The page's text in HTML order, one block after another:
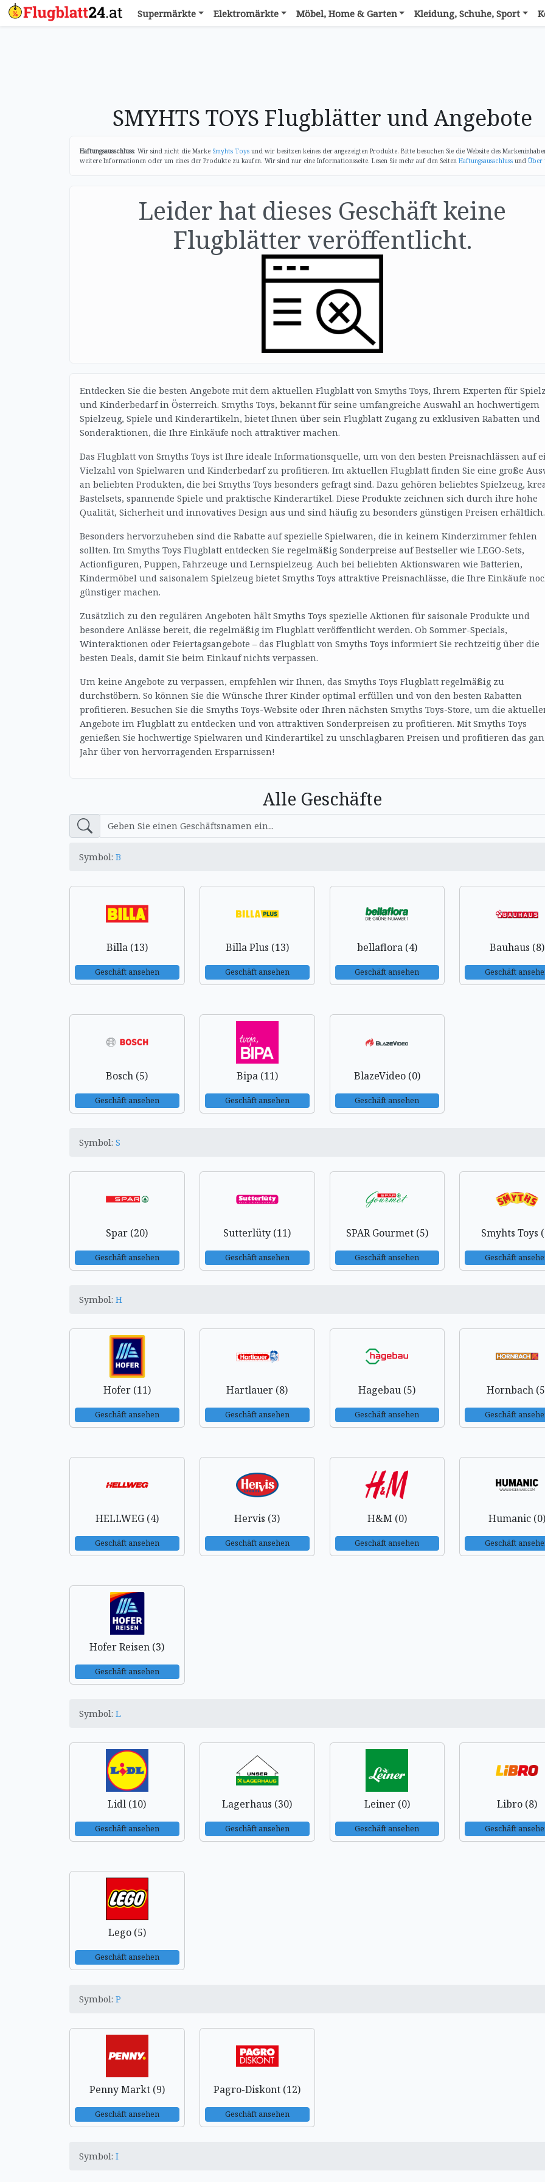
Supermärkte Elektromärkte Möbel, Home & Garten Kleidung, Schuhe, Sport
SMYHTS TOYS Flugblätter und Angebote
Haftungsausschluss: Wir sind nicht die Marke Smyhts Toys und wir besitzen keines der angezeigten Produkte. Bitte besuchen Sie die Website des
weitere Informationen oder um eines der Produkte zu kaufen. Wir sind nur eine Informationsseite. Lesen Sie mehr auf den Seiten Haftungsausschluss und Über
Leider hat dieses Geschäft keine
Flugblätter veröffentlicht.
Entdecken Sie die besten Angebote mit dem aktuellen Flugblatt von Smyths Toys, Ihrem Experten für
und Kinderbedarf in Österreich. Smyths Toys, bekannt für seine umfangreiche Auswahl an hochwertigem
Spielzeug, Spiele und Kinderartikeln, bietet Ihnen über sein Flugblatt Zugang zu exklusiven Rabatten und
Sonderaktionen, die Ihre Einkäufe noch attraktiver machen.
Das Flugblatt von Smyths Toys ist Ihre ideale Informationsquelle, um von den besten Preisnachlässen auf
Vielzahl von Spielwaren und Kinderbedarf zu profitieren. Im aktuellen Flugblatt finden Sie eine große
an beliebten Produkten, die bei Smyths Toys besonders gefragt sind. Dazu gehören beliebtes Spielzeug,
Bastelsets, spannende Spiele und praktische Kinderartikel. Diese Produkte zeichnen sich durch ihre hohe
Qualität, Sicherheit und innovatives Design aus und sind häufig zu besonders günstigen Preisen erhältlich.
Besonders hervorzuheben sind die Rabatte auf spezielle Spielwaren, die in keinem Kinderzimmer fehlen
sollten. Im Smyths Toys Flugblatt entdecken Sie regelmäßig Sonderpreise auf Bestseller wie LEGO-Sets,
Actionfiguren, Puppen, Fahrzeuge und Lernspielzeug. Auch bei beliebten Aktionswaren wie Batterien,
Kindermöbel und saisonalem Spielzeug bietet Smyths Toys attraktive Preisnachlässe, die Ihre Einkäufe
günstiger machen.
Zusätzlich zu den regulären Angeboten hält Smyths Toys spezielle Aktionen für saisonale Produkte und
besondere Anlässe bereit, die regelmäßig im Flugblatt veröffentlicht werden. Ob Sommer-Specials,
Winteraktionen oder Feiertagsangebote – das Flugblatt von Smyths Toys informiert Sie rechtzeitig über die
besten Deals, damit Sie beim Einkauf nichts verpassen.
Um keine Angebote zu verpassen, empfehlen wir Ihnen, das Smyths Toys Flugblatt regelmäßig zu
durchstöbern. So können Sie die Wünsche Ihrer Kinder optimal erfüllen und von den besten Rabatten
profitieren. Besuchen Sie die Smyths Toys-Website oder Ihren nächsten Smyths Toys-Store, um die
Angebote im Flugblatt zu entdecken und von attraktiven Sonderpreisen zu profitieren. Mit Smyths Toys
genießen Sie hochwertige Spielwaren und Kinderartikel zu unschlagbaren Preisen und profitieren das
Jahr über von hervorragenden Ersparnissen!
Alle Geschäfte
Symbol: B
Billa (13)
Geschäft ansehen
Billa Plus (13)
Geschäft ansehen
bellaflora (4)
Geschäft ansehen
Bauhaus (8)
Geschäft
Bosch (5)
Geschäft ansehen
Bipa (11)
Geschäft ansehen
BlazeVideo (0)
Geschäft ansehen
Symbol: S
Spar (20)
Geschäft ansehen
Sutterlüty (11)
Geschäft ansehen
SPAR Gourmet (5)
Geschäft ansehen
Smyhts Toys
Geschäft
Symbol: H
Hofer (11)
Geschäft ansehen
Hartlauer (8)
Geschäft ansehen
Hagebau (5)
Geschäft ansehen
Hornbach
Geschäft
HELLWEG (4)
Geschäft ansehen
Hervis (3)
Geschäft ansehen
H&M (0)
Geschäft ansehen
Humanic
Geschäft
Hofer Reisen (3)
Geschäft ansehen
Symbol: L
Lidl (10)
Geschäft ansehen
Lagerhaus (30)
Geschäft ansehen
Leiner (0)
Geschäft ansehen
Libro (8)
Geschäft
Lego (5)
Geschäft ansehen
Symbol: P
Penny Markt (9)
Geschäft ansehen
Pagro-Diskont (12)
Geschäft ansehen
Symbol: I